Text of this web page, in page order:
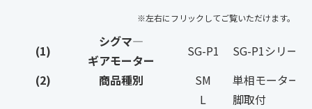
(1)
シグマ―
ギアモーター
SG-P1
SG-P1シリーズ
(2)
商品種別 SM 単相モーター付
L
脚取付